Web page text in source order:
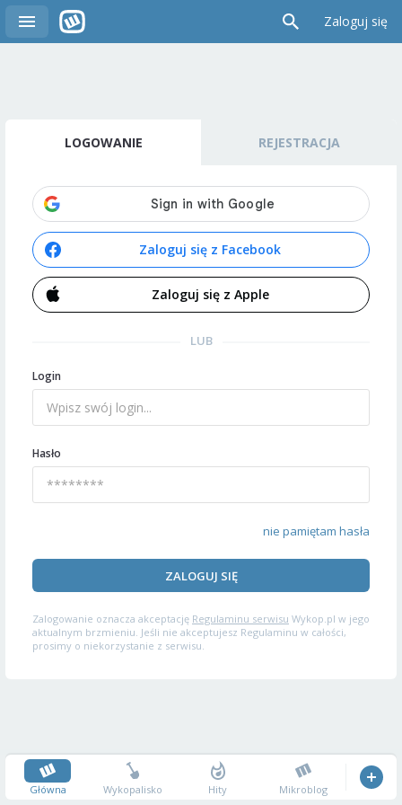
Zaloguj się
LOGOWANIE REJESTRACJA
Zaloguj się z Facebook
Zaloguj się z Apple
LUB
Login
Hasło
nie pamiętam hasła
ZALOGUJ SIĘ
Zalogowanie oznacza akceptację Regulaminu serwisu Wykop.pl w jego
aktualnym brzmieniu. Jeśli nie akceptujesz Regulaminu w całości,
prosimy o niekorzystanie z serwisu.
Główna Wykopalisko Hity Mikroblog